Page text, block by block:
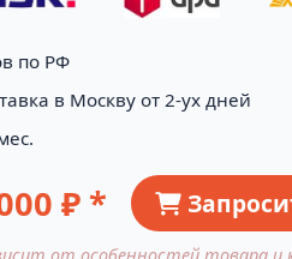
по РФ
в Москву от 2-ух дней
₽ *
от особенностей товара